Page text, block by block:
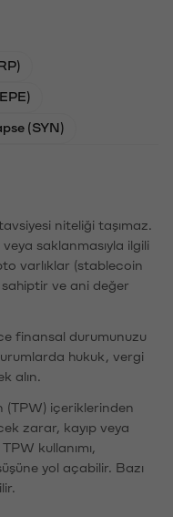
(SYN)
niteliği taşımaz.
veya saklanmasıyla ilgili
varlıklar (stablecoin
ve ani değer
finansal durumunuzu
hukuk, vergi
alın.
(TPW) içeriklerinden
zarar, kayıp veya
kullanımı,
yol açabilir. Bazı